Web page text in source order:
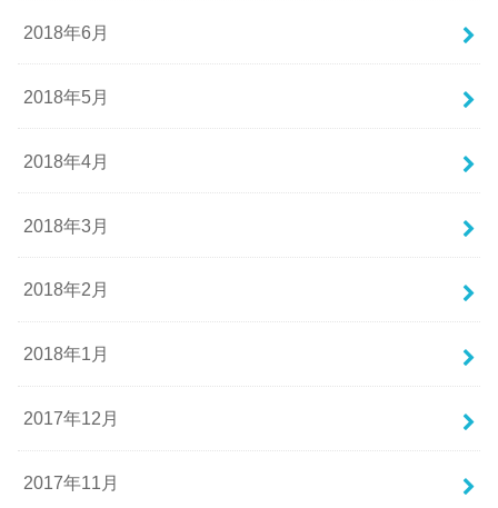
2018年6月
2018年5月
2018年4月
2018年3月
2018年2月
2018年1月
2017年12月
2017年11月